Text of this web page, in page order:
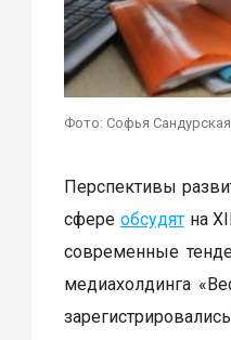
Фото: Софья
Перспективы
сфере обсудятна
современные
медиахолдинга